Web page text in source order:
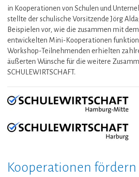
in Kooperationen von Schulen und
stellte der schulische Vorsitzende Jörg
Beispielen vor, wie die zusammen mit
entwickelten Mini-Kooperationen
Workshop-Teilnehmenden erhielten
äußerten Wünsche für die weitere
SCHULEWIRTSCHAFT.
Kooperationen fördern